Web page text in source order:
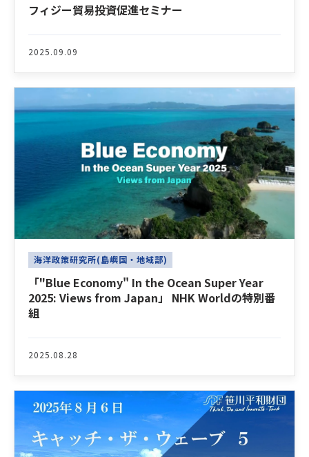
フィジー貿易投資促進セミナー
2025.09.09
海洋政策研究所(島嶼国・地域部)
「"Blue Economy" In the Ocean Super Year
2025: Views from Japan」 NHK Worldの特別番
組
2025.08.28